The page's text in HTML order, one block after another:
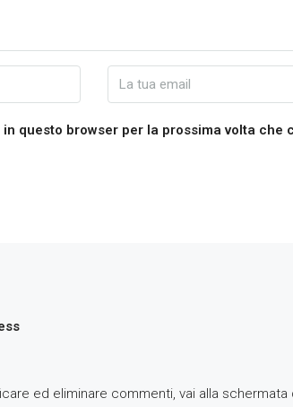
questo browser per la prossima volta che
ed eliminare commenti, vai alla